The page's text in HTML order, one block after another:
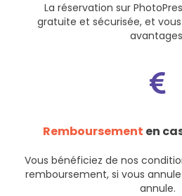
La réservation sur
gratuite et sécurisée, et
Remboursement en
Vous bénéficiez de nos
remboursement, si vous
annule.